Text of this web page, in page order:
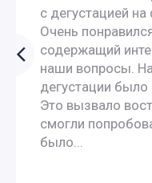
с дегустацией
Очень
содержащий
наши вопросы.
дегустации
Это вызвало
смогли
было...